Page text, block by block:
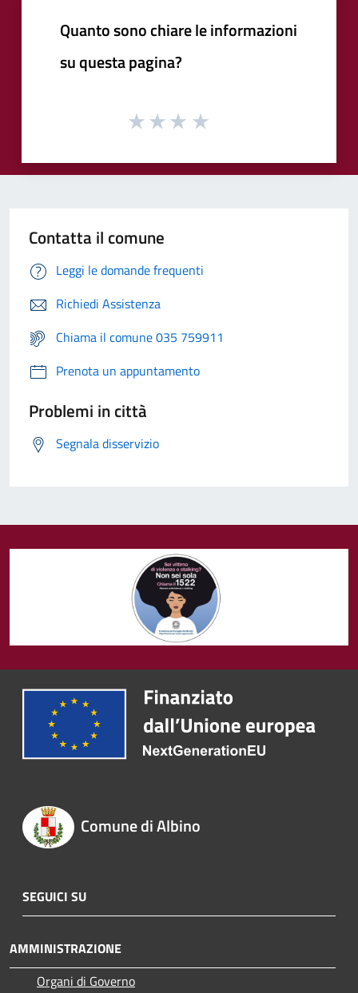
Quanto sono chiare le informazioni
su questa pagina?
Contatta il comune
Leggi le domande frequenti
Richiedi Assistenza
Chiama il comune 035 759911
Prenota un appuntamento
Problemi in città
Segnala disservizio
Comune di Albino
SEGUICI SU
AMMINISTRAZIONE
Organi di Governo